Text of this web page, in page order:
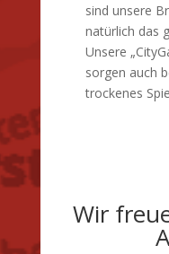
sind unsere
natürlich das
Unsere
sorgen auch
trockenes
Wir